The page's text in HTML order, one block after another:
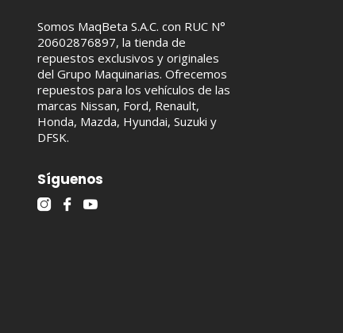
Somos MaqBeta S.A.C. con RUC N°
20602876897, la tienda de
repuestos exclusivos y originales
del Grupo Maquinarias. Ofrecemos
repuestos para los vehículos de las
marcas Nissan, Ford, Renault,
Honda, Mazda, Hyundai, Suzuki y
DFSK.
Síguenos